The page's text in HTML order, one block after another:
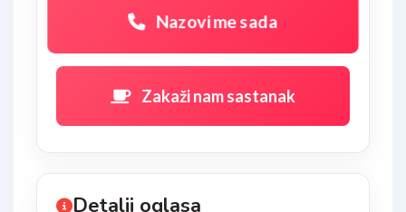
Nazovi me sada
Zakaži nam sastanak
Detalji oglasa